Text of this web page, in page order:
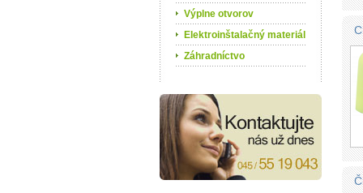
Výplne otvorov
Elektroinštalačný materiál
Záhradníctvo